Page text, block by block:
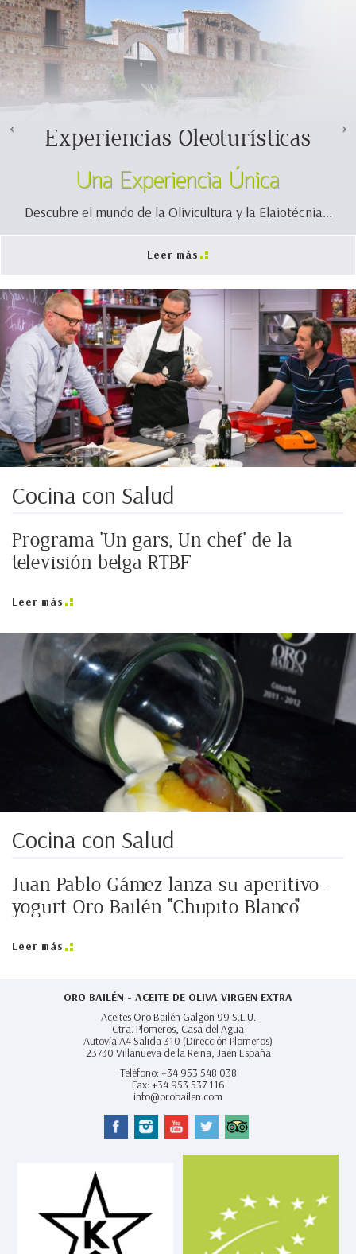
Experiencias Oleoturísticas
Una Experiencia Única
Descubre el mundo de la Olivicultura y la Elaiotécnia...
Leer más
Cocina con Salud
Programa 'Un gars, Un chef' de la
televisión belga RTBF
Leer más
Cocina con Salud
Juan Pablo Gámez lanza su aperitivo-
yogurt Oro Bailén "Chupito Blanco"
Leer más
ORO BAILÉN - ACEITE DE OLIVA VIRGEN EXTRA
Aceites Oro Bailén Galgón 99 S.L.U.
Ctra. Plomeros, Casa del Agua
Autovía A4 Salida 310 (Dirección Plomeros)
23730 Villanueva de la Reina, Jaén España
Teléfono:+34 953 548 038
Fax:+34 953 537 116
info@orobailen.com